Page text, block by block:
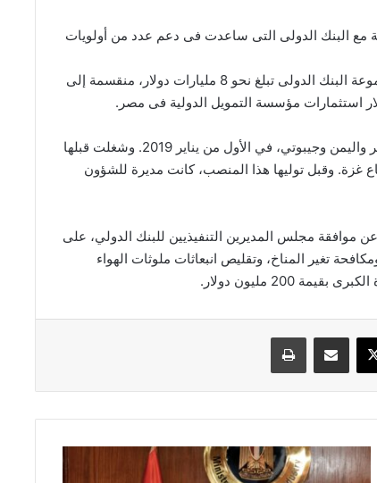
مع البنك الدولى التى ساعدت فى دعم عدد من أولويات
وذكرت “المشاط”، أن محفظة التعاون الحالية بين مصر ومجموعة البنك الدولى تبلغ نحو 8 مليارات دولار، منقسمة إلى
وتولت السيدة “مارينا ويس” مهام منصبها مديرة إقليمية لمصر واليمن وجيبوتي، في الأول من يناير 2019. وشغلت قبلها
غزة. وقبل توليها هذا المنصب، كانت مديرة للشؤون
موافقة مجلس المديرين التنفيذيين للبنك الدولي، على
تغير المناخ، وتقليص انبعاثات ملوثات الهواء
مليون دولار.
‫X مشاركة عبر البريد طباعة
وزيرة
التجارة